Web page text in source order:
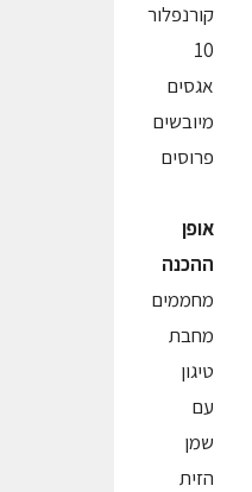
קורנפלור
10
אגסים
מיובשים
פרוסים
אופן
ההכנה
מחממים
מחבת
טיגון
עם
שמן
הזית